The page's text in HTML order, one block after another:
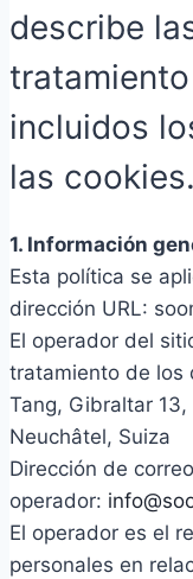
describe
incluidos
las cookies.
1. Información
Esta política se
dirección URL:
El operador del
tratamiento de los
Tang, Gibraltar
Neuchâtel, Suiza
Dirección de
operador:
El operador es el
personales en